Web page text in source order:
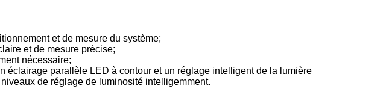
et de mesure du système;
et de mesure précise;
nécessaire;
parallèle LED à contour et un réglage intelligent de la lumière
de réglage de luminosité intelligemment.